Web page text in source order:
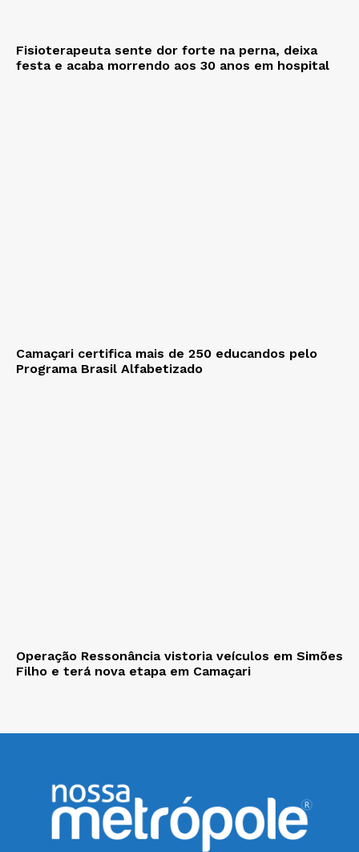
Fisioterapeuta sente dor forte na perna, deixa
festa e acaba morrendo aos 30 anos em hospital
Camaçari certifica mais de 250 educandos pelo
Programa Brasil Alfabetizado
Operação Ressonância vistoria veículos em Simões
Filho e terá nova etapa em Camaçari